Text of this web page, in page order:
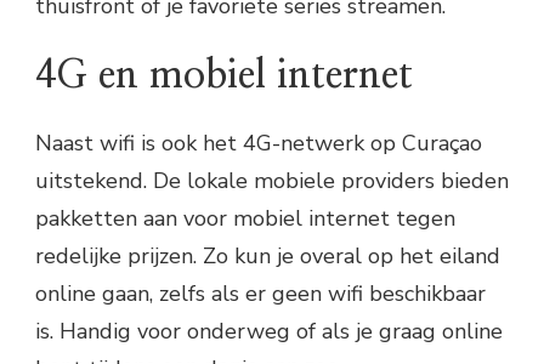
thuisfront of je favoriete series streamen.
4G en mobiel internet
Naast wifi is ook het 4G-netwerk op Curaçao
uitstekend. De lokale mobiele providers bieden
pakketten aan voor mobiel internet tegen
redelijke prijzen. Zo kun je overal op het eiland
online gaan, zelfs als er geen wifi beschikbaar
is. Handig voor onderweg of als je graag online